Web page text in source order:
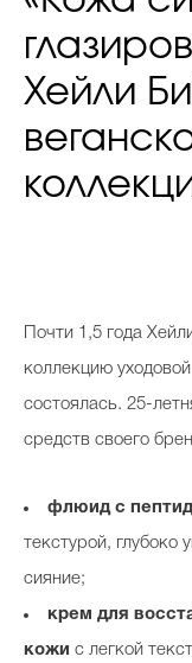
Хейли
Почти 1,5 года
коллекцию
состоялась. 25-
средств своего
флюид с
текстурой,
сияние;
крем для
кожи с легкой